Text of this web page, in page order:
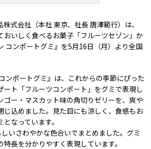
式会社（本社 東京、社長 唐澤範行）は、
おいしく食べるお菓子「フルーツセゾン」か
コンポートグミ』を5月16日（月）より全国
ンポートグミ』は、これからの季節にぴった
ート「フルーツコンポート」をグミで表現し
ゴー・マスカット味の角切りゼリーを、爽や
じ込めました。見た目にも涼しく、食感もお
なっています。
いさわやかな色合いでまとめました。グミ
長を分かりやすく表現しています。